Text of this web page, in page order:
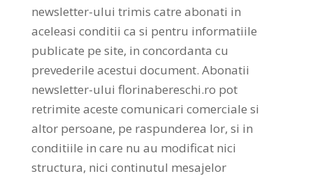
newsletter-ului trimis catre abonati in
aceleasi conditii ca si pentru informatiile
publicate pe site, in concordanta cu
prevederile acestui document. Abonatii
newsletter-ului florinabereschi.ro pot
retrimite aceste comunicari comerciale si
altor persoane, pe raspunderea lor, si in
conditiile in care nu au modificat nici
structura, nici continutul mesajelor